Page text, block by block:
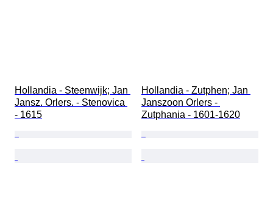
Hollandia - Steenwijk; Jan
Jansz. Orlers. - Stenovica
- 1615
Hollandia - Zutphen; Jan
Janszoon Orlers -
Zutphania - 1601-1620